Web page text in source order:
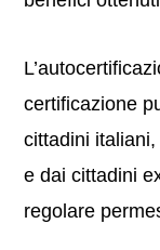
certificazione
cittadini
e dai cittadini
regolare